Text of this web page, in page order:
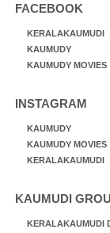
FACEBOOK
KERALAKAUMUDI
KAUMUDY
KAUMUDY MOVIES
INSTAGRAM
KAUMUDY
KAUMUDY MOVIES
KERALAKAUMUDI
KAUMUDI
KERALAKAUMUDI